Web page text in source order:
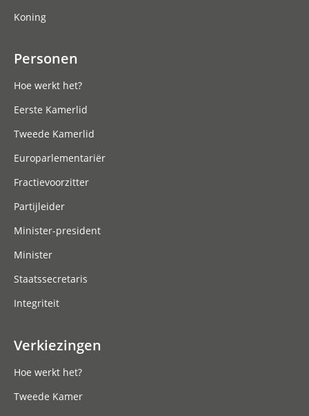
Koning
Personen
Hoe werkt het?
Eerste Kamerlid
Tweede Kamerlid
Europarlementariër
Fractievoorzitter
Partijleider
Minister-president
Minister
Staatssecretaris
Integriteit
Verkiezingen
Hoe werkt het?
Tweede Kamer